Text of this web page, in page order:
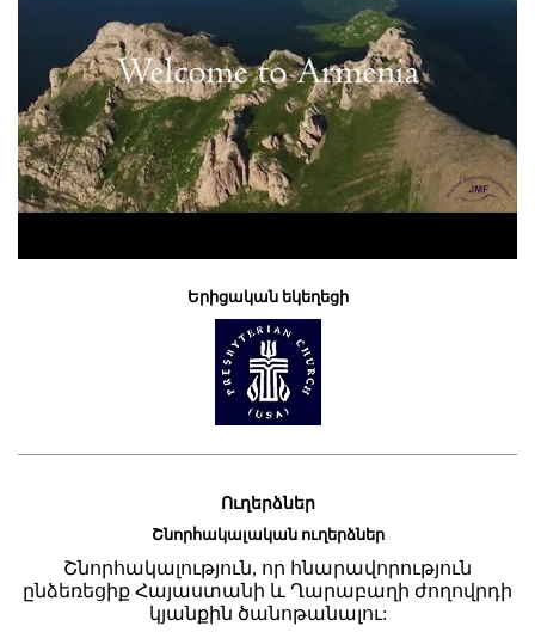
Երիցական եկեղեցի
Ուղերձներ
Շնորհակալական ուղերձներ
Շնորհակալություն, որ հնարավորություն
ընձեռեցիք Հայաստանի և Ղարաբաղի ժողովրդի
կյանքին ծանոթանալու: